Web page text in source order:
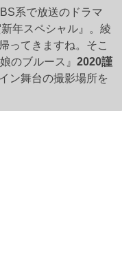
系で放送のドラマ
年スペシャル』。綾
ってきますね。そこ
のブルース』2020謹
ン舞台の撮影場所を